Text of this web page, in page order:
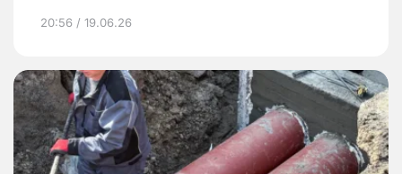
20:56 / 19.06.26